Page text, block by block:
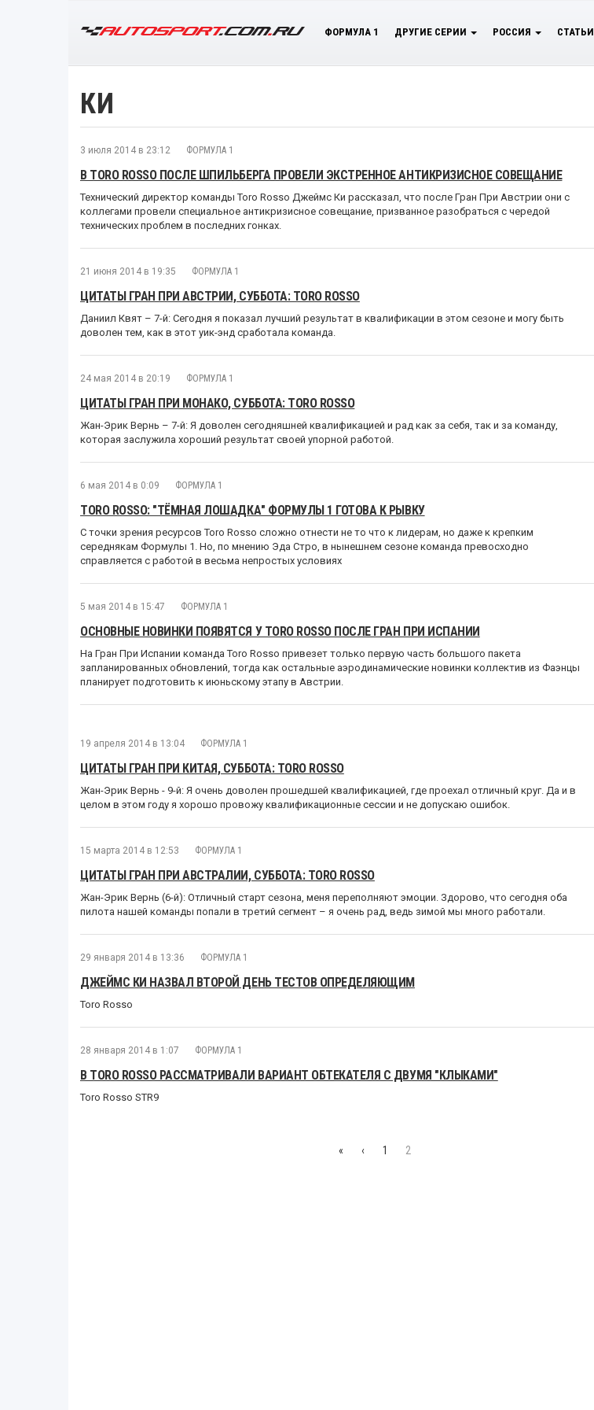
ФОРМУЛА 1 ДРУГИЕ СЕРИИ РОССИЯ СТАТЬИ
КИ
3 июля 2014 в 23:12 ФОРМУЛА 1
В TORO ROSSO ПОСЛЕ ШПИЛЬБЕРГА ПРОВЕЛИ ЭКСТРЕННОЕ АНТИКРИЗИСНОЕ СОВЕЩАНИЕ
Технический директор команды Toro Rosso Джеймс Ки рассказал, что после Гран При Австрии они с
коллегами провели специальное антикризисное совещание, призванное разобраться с чередой
технических проблем в последних гонках.
21 июня 2014 в 19:35 ФОРМУЛА 1
ЦИТАТЫ ГРАН ПРИ АВСТРИИ, СУББОТА: TORO ROSSO
Даниил Квят – 7-й: Сегодня я показал лучший результат в квалификации в этом сезоне и могу быть
доволен тем, как в этот уик-энд сработала команда.
24 мая 2014 в 20:19 ФОРМУЛА 1
ЦИТАТЫ ГРАН ПРИ МОНАКО, СУББОТА: TORO ROSSO
Жан-Эрик Вернь – 7-й: Я доволен сегодняшней квалификацией и рад как за себя, так и за команду,
которая заслужила хороший результат своей упорной работой.
6 мая 2014 в 0:09 ФОРМУЛА 1
TORO ROSSO: "ТЁМНАЯ ЛОШАДКА" ФОРМУЛЫ 1 ГОТОВА К РЫВКУ
C точки зрения ресурсов Toro Rosso сложно отнести не то что к лидерам, но даже к крепким
середнякам Формулы 1. Но, по мнению Эда Стро, в нынешнем сезоне команда превосходно
справляется с работой в весьма непростых условиях
5 мая 2014 в 15:47 ФОРМУЛА 1
ОСНОВНЫЕ НОВИНКИ ПОЯВЯТСЯ У TORO ROSSO ПОСЛЕ ГРАН ПРИ ИСПАНИИ
На Гран При Испании команда Toro Rosso привезет только первую часть большого пакета
запланированных обновлений, тогда как остальные аэродинамические новинки коллектив из Фаэнцы
планирует подготовить к июньскому этапу в Австрии.
19 апреля 2014 в 13:04 ФОРМУЛА 1
ЦИТАТЫ ГРАН ПРИ КИТАЯ, СУББОТА: TORO ROSSO
Жан-Эрик Вернь - 9-й: Я очень доволен прошедшей квалификацией, где проехал отличный круг. Да и в
целом в этом году я хорошо провожу квалификационные сессии и не допускаю ошибок.
15 марта 2014 в 12:53 ФОРМУЛА 1
ЦИТАТЫ ГРАН ПРИ АВСТРАЛИИ, СУББОТА: TORO ROSSO
Жан-Эрик Вернь (6-й): Отличный старт сезона, меня переполняют эмоции. Здорово, что сегодня оба
пилота нашей команды попали в третий сегмент – я очень рад, ведь зимой мы много работали.
29 января 2014 в 13:36 ФОРМУЛА 1
ДЖЕЙМС КИ НАЗВАЛ ВТОРОЙ ДЕНЬ ТЕСТОВ ОПРЕДЕЛЯЮЩИМ
Toro Rosso
28 января 2014 в 1:07 ФОРМУЛА 1
В TORO ROSSO РАССМАТРИВАЛИ ВАРИАНТ ОБТЕКАТЕЛЯ С ДВУМЯ "КЛЫКАМИ"
Toro Rosso STR9
« ‹ 1 2